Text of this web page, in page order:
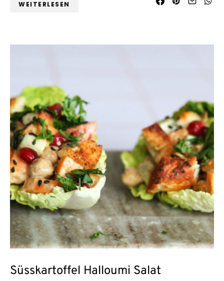
WEITERLESEN
Süsskartoffel Halloumi Salat